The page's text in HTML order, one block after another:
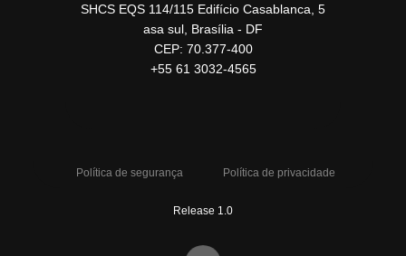
SHCS EQS 114/115 Edifício Casablanca, 5
asa sul, Brasília - DF
CEP: 70.377-400
+55 61 3032-4565
Política de segurança Política de privacidade
Release 1.0